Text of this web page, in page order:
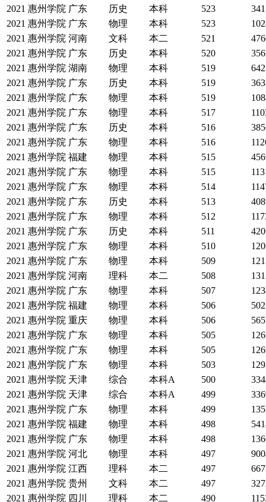
2021 惠州学院 广东 历史 本科 523
2021 惠州学院 广东 物理 本科 523
2021 惠州学院 河南 文科 本二 521
2021 惠州学院 广东 历史 本科 520
2021 惠州学院 湖南 物理 本科 519
2021 惠州学院 广东 历史 本科 519
2021 惠州学院 广东 物理 本科 519
2021 惠州学院 广东 物理 本科 517
2021 惠州学院 广东 历史 本科 516
2021 惠州学院 广东 物理 本科 516
2021 惠州学院 福建 物理 本科 515
2021 惠州学院 广东 物理 本科 515
2021 惠州学院 广东 物理 本科 514
2021 惠州学院 广东 历史 本科 513
2021 惠州学院 广东 物理 本科 512
2021 惠州学院 广东 历史 本科 511
2021 惠州学院 广东 物理 本科 510
2021 惠州学院 广东 物理 本科 509
2021 惠州学院 河南 理科 本二 508
2021 惠州学院 广东 物理 本科 507
2021 惠州学院 福建 物理 本科 506
2021 惠州学院 重庆 物理 本科 506
2021 惠州学院 广东 物理 本科 505
2021 惠州学院 广东 物理 本科 505
2021 惠州学院 广东 物理 本科 503
2021 惠州学院 天津 综合 本科A 500
2021 惠州学院 天津 综合 本科A 499
2021 惠州学院 广东 物理 本科 499
2021 惠州学院 福建 物理 本科 498
2021 惠州学院 广东 物理 本科 498
2021 惠州学院 河北 物理 本科 497
2021 惠州学院 江西 理科 本二 497
2021 惠州学院 贵州 文科 本二 497
2021 惠州学院 四川 理科 本二 490